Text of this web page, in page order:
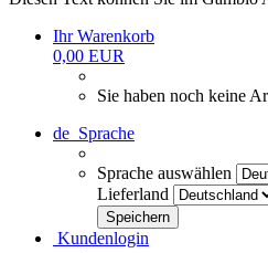
Ihr Warenkorb
0,00 EUR
Sie haben noch keine
de Sprache
Sprache auswählen
Lieferland
Kundenlogin